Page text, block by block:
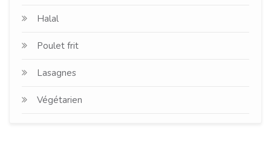
Halal
Poulet frit
Lasagnes
Végétarien